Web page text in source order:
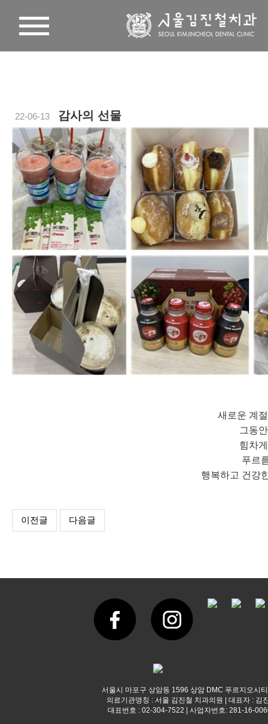
22-06-13 감사의 선물
본문
새로운 계
그동
힘차
푸르
행복하고 건강
이전글 다음글
서울시 마포구 상암동 1596 상암 DMC 푸르지오시
의료기관명칭 : 서울 김진철 치과의원 | 대표자 : 김
대표번호 : 02-304-7522 | 사업자번호: 281-16-